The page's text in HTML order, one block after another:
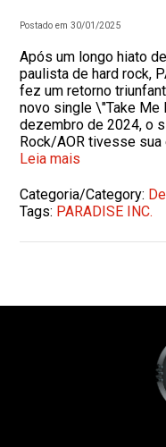
Postado em 30/01/2025
Após um longo hiato
paulista de hard rock,
fez um retorno
novo single \"Take Me
dezembro de 2024, o
Rock/AOR tivesse sua
Leia mais
Categoria/Category:
Tags: PARADISE INC.